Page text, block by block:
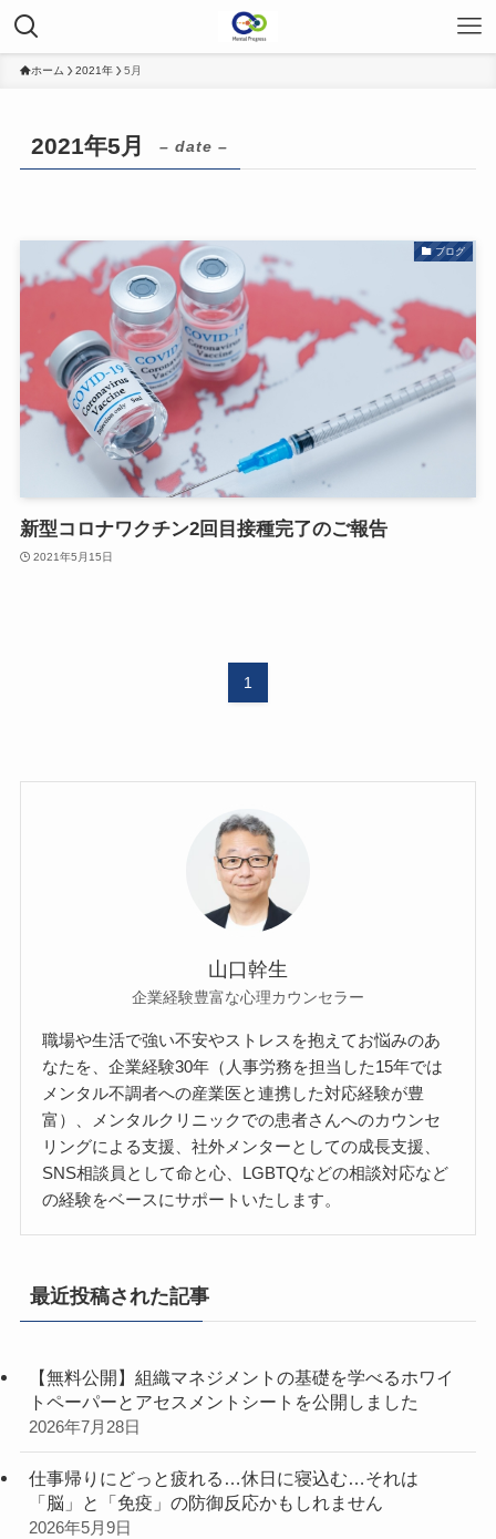
ホーム 2021年 5月
2021年5月 – date –
ブログ
新型コロナワクチン2回目接種完了のご報告
2021年5月15日
1
山口幹生
企業経験豊富な心理カウンセラー
職場や生活で強い不安やストレスを抱えてお悩みのあ
なたを、企業経験30年（人事労務を担当した15年では
メンタル不調者への産業医と連携した対応経験が豊
富）、メンタルクリニックでの患者さんへのカウンセ
リングによる支援、社外メンターとしての成長支援、
SNS相談員として命と心、LGBTQなどの相談対応など
の経験をベースにサポートいたします。
最近投稿された記事
【無料公開】組織マネジメントの基礎を学べるホワイ
トペーパーとアセスメントシートを公開しました
2026年7月28日
仕事帰りにどっと疲れる…休日に寝込む…それは
「脳」と「免疫」の防御反応かもしれません
2026年5月9日